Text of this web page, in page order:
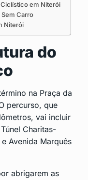
em Niterói
Sem Carro
Niterói
do
na Praça da
percurso, que
vai incluir
Charitas-
Avenida Marquês
abrigarem as